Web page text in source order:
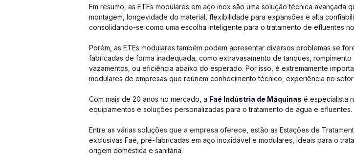
Em resumo, as ETEs modulares em aço inox são uma solução técnica avançada
montagem, longevidade do material, flexibilidade para expansões e alta
consolidando-se como uma escolha inteligente para o tratamento de efluentes
Porém, as ETEs modulares também podem apresentar diversos problemas se
fabricadas de forma inadequada, como extravasamento de tanques, rompimento
vazamentos, ou eficiência abaixo do esperado. Por isso, é extremamente
modulares de empresas que reúnem conhecimento técnico, experiência no
Com mais de 20 anos no mercado, a Faé Indústria de Máquinas é especialista
equipamentos e soluções personalizadas para o tratamento de água e efluentes.
Entre as várias soluções que a empresa oferece, estão as Estações de
exclusivas Faé, pré-fabricadas em aço inoxidável e modulares, ideais para o
origem doméstica e sanitária.